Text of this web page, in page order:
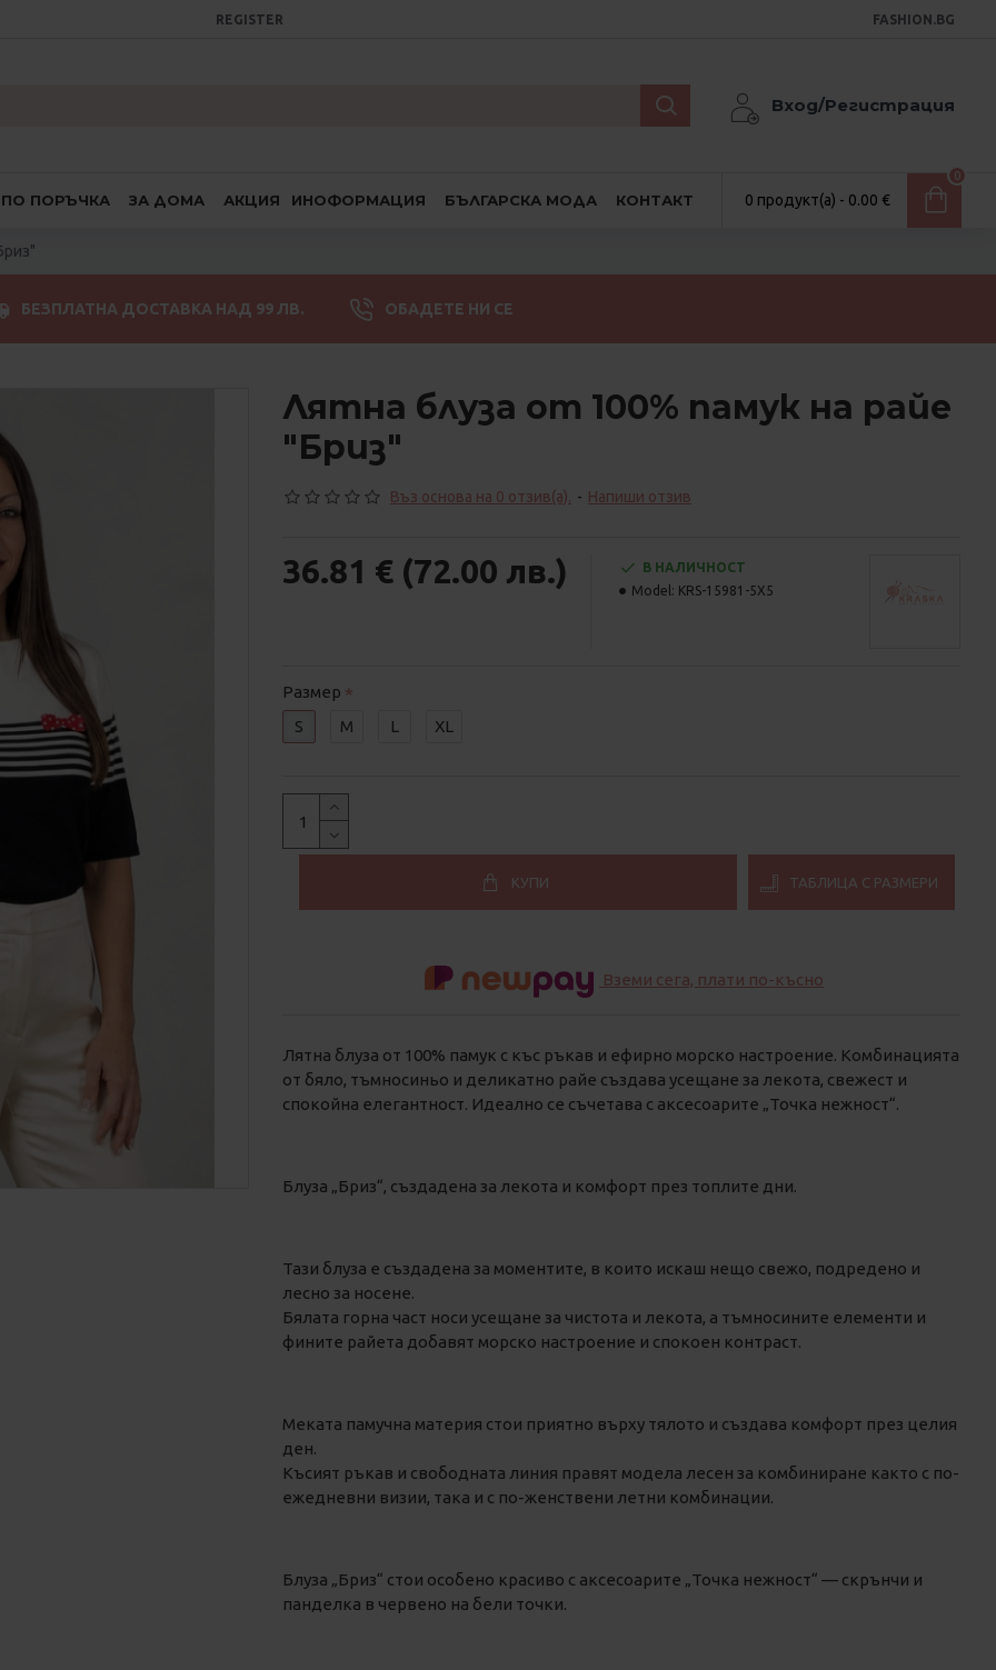
REGISTER FASHION.BG
Вход/Регистрация
ПО ПОРЪЧКА ЗА ДОМА АКЦИЯ ИНОФОРМАЦИЯ БЪЛГАРСКА МОДА КОНТАКТ 0 продукт(а) - 0.00 €
0
БЕЗПЛАТНА ДОСТАВКА НАД 99 ЛВ. ОБАДЕТЕ НИ СЕ
Лятна блуза от 100% памук на райе
"Бриз"
Въз основа на 0 отзив(а). - Напиши отзив
36.81 € (72.00 лв.)
В НАЛИЧНОСТ
Model: KRS-15981-5X5
Размер
S
M L XL
КУПИ ТАБЛИЦА С РАЗМЕРИ
Вземи сега, плати по-късно
Лятна блуза от 100% памук с къс ръкав и ефирно морско настроение. Комбинацията
от бяло, тъмносиньо и деликатно райе създава усещане за лекота, свежест и
спокойна елегантност. Идеално се съчетава с аксесоарите „Точка нежност“.
Блуза „Бриз“, създадена за лекота и комфорт през топлите дни.
Тази блуза е създадена за моментите, в които искаш нещо свежо, подредено и
лесно за носене.
Бялата горна част носи усещане за чистота и лекота, а тъмносините елементи и
фините райета добавят морско настроение и спокоен контраст.
Меката памучна материя стои приятно върху тялото и създава комфорт през целия
ден.
Късият ръкав и свободната линия правят модела лесен за комбиниране както с по-
ежедневни визии, така и с по-женствени летни комбинации.
Блуза „Бриз“ стои особено красиво с аксесоарите „Точка нежност“ — скрънчи и
панделка в червено на бели точки.